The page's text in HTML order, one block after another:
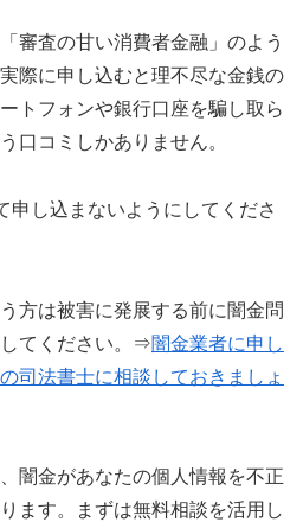
審査の甘い消費者金融」のよう
際に申し込むと理不尽な金銭の
トフォンや銀行口座を騙し取ら
口コミしかありません。
申し込まないようにしてくださ
方は被害に発展する前に闇金問
てください。⇒闇金業者に申し
司法書士に相談しておきましょ
闇金があなたの個人情報を不正
ます。まずは無料相談を活用し